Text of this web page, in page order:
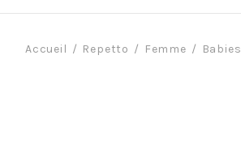
Accueil Repetto Femme Babies